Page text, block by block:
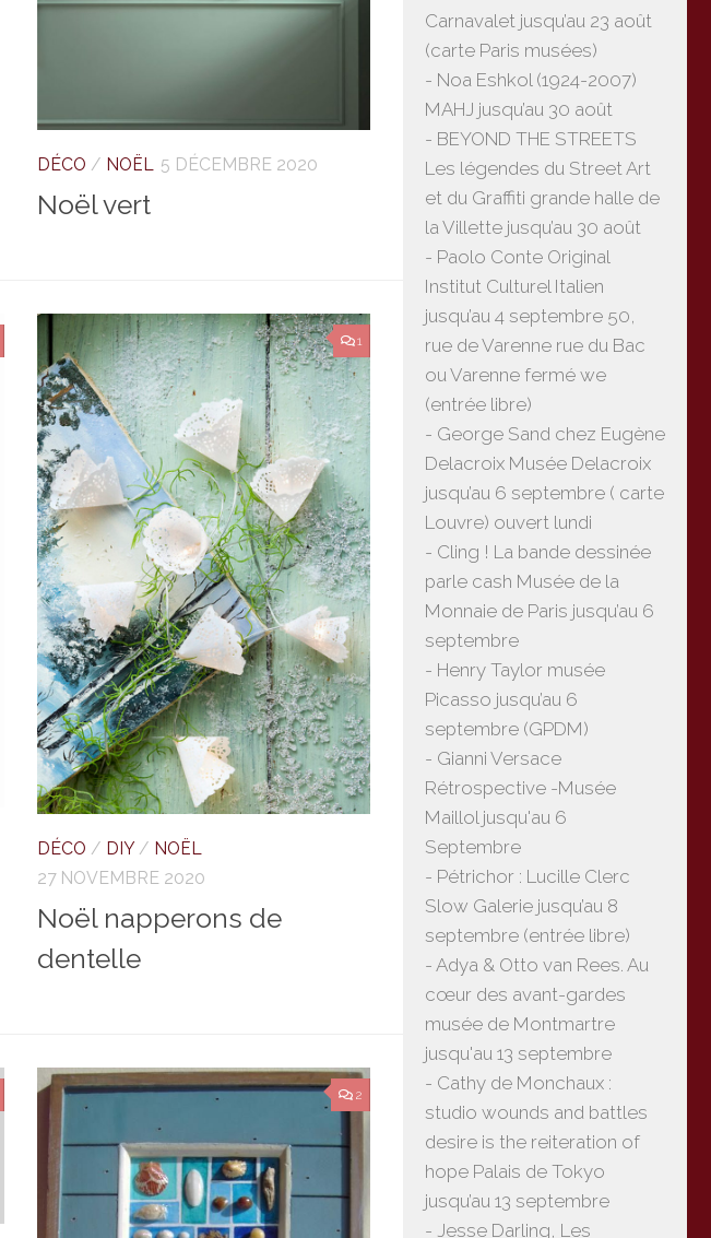
DÉCO / NOËL 5 DÉCEMBRE 2020
Noël vert
1
DÉCO / DIY / NOËL
27 NOVEMBRE 2020
Noël napperons de
dentelle
2
Carnavalet jusqu’au 23 août
(carte Paris musées)
- Noa Eshkol (1924-2007)
MAHJ jusqu’au 30 août
- BEYOND THE STREETS
Les légendes du Street Art
et du Graffiti grande halle de
la Villette jusqu’au 30 août
- Paolo Conte Original
Institut Culturel Italien
jusqu’au 4 septembre 50,
rue de Varenne rue du Bac
ou Varenne fermé we
(entrée libre)
- George Sand chez Eugène
Delacroix Musée Delacroix
jusqu’au 6 septembre ( carte
Louvre) ouvert lundi
- Cling ! La bande dessinée
parle cash Musée de la
Monnaie de Paris jusqu’au 6
septembre
- Henry Taylor musée
Picasso jusqu’au 6
septembre (GPDM)
- Gianni Versace
Rétrospective -Musée
Maillol jusqu'au 6
Septembre
- Pétrichor : Lucille Clerc
Slow Galerie jusqu’au 8
septembre (entrée libre)
- Adya & Otto van Rees. Au
cœur des avant-gardes
musée de Montmartre
jusqu'au 13 septembre
- Cathy de Monchaux :
studio wounds and battles
desire is the reiteration of
hope Palais de Tokyo
jusqu’au 13 septembre
- Jesse Darling, Les